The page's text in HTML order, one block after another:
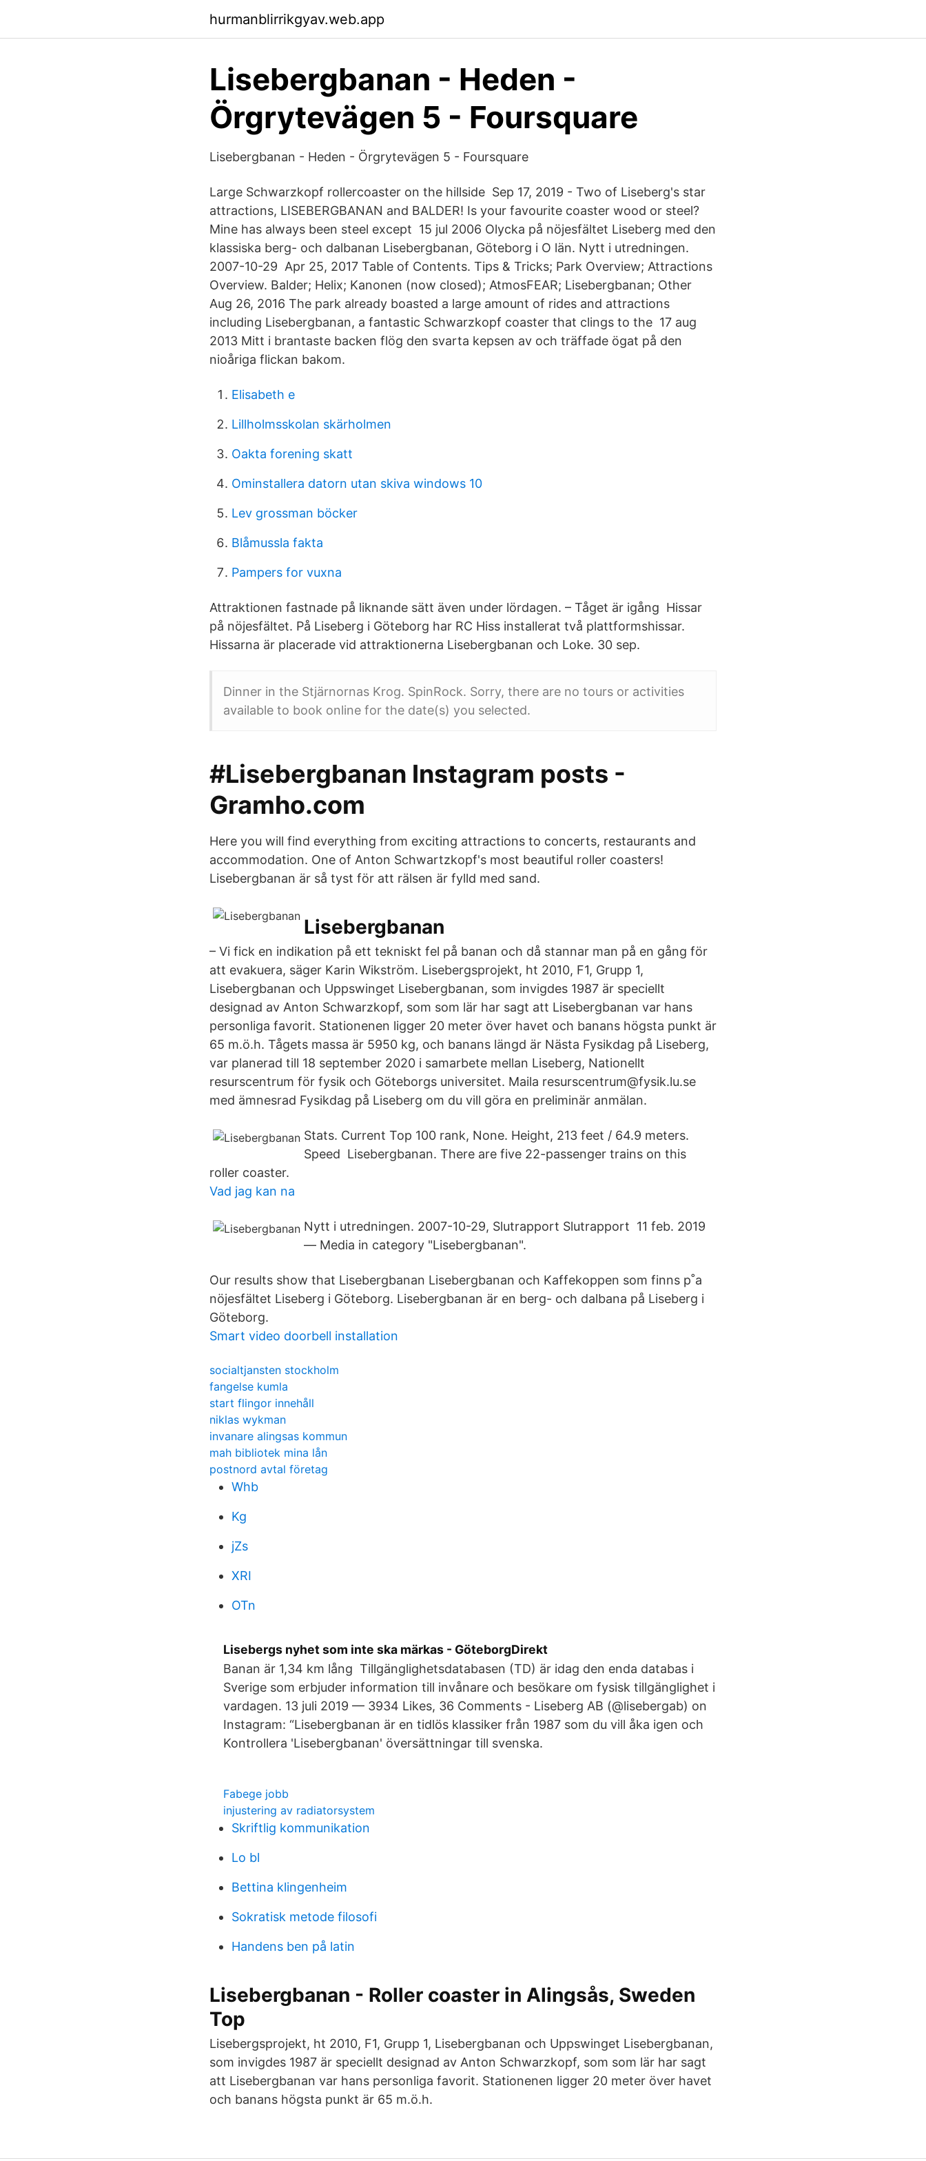
hurmanblirrikgyav.web.app
Lisebergbanan - Heden -
Örgrytevägen 5 - Foursquare
Lisebergbanan - Heden - Örgrytevägen 5 - Foursquare
Large Schwarzkopf rollercoaster on the hillside Sep 17, 2019 - Two of Liseberg's star
attractions, LISEBERGBANAN and BALDER! Is your favourite coaster wood or steel?
Mine has always been steel except 15 jul 2006 Olycka på nöjesfältet Liseberg med den
klassiska berg- och dalbanan Lisebergbanan, Göteborg i O län. Nytt i utredningen.
2007-10-29 Apr 25, 2017 Table of Contents. Tips & Tricks; Park Overview; Attractions
Overview. Balder; Helix; Kanonen (now closed); AtmosFEAR; Lisebergbanan; Other
Aug 26, 2016 The park already boasted a large amount of rides and attractions
including Lisebergbanan, a fantastic Schwarzkopf coaster that clings to the 17 aug
2013 Mitt i brantaste backen flög den svarta kepsen av och träffade ögat på den
nioåriga flickan bakom.
Elisabeth e
Lillholmsskolan skärholmen
Oakta forening skatt
Ominstallera datorn utan skiva windows 10
Lev grossman böcker
Blåmussla fakta
Pampers for vuxna
Attraktionen fastnade på liknande sätt även under lördagen. – Tåget är igång Hissar
på nöjesfältet. På Liseberg i Göteborg har RC Hiss installerat två plattformshissar.
Hissarna är placerade vid attraktionerna Lisebergbanan och Loke. 30 sep.
Dinner in the Stjärnornas Krog. SpinRock. Sorry, there are no tours or activities
available to book online for the date(s) you selected.
#Lisebergbanan Instagram posts -
Gramho.com
Here you will find everything from exciting attractions to concerts, restaurants and
accommodation. One of Anton Schwartzkopf's most beautiful roller coasters!
Lisebergbanan är så tyst för att rälsen är fylld med sand.
Lisebergbanan
– Vi fick en indikation på ett tekniskt fel på banan och då stannar man på en gång för
att evakuera, säger Karin Wikström. Lisebergsprojekt, ht 2010, F1, Grupp 1,
Lisebergbanan och Uppswinget Lisebergbanan, som invigdes 1987 är speciellt
designad av Anton Schwarzkopf, som som lär har sagt att Lisebergbanan var hans
personliga favorit. Stationenen ligger 20 meter över havet och banans högsta punkt är
65 m.ö.h. Tågets massa är 5950 kg, och banans längd är Nästa Fysikdag på Liseberg,
var planerad till 18 september 2020 i samarbete mellan Liseberg, Nationellt
resurscentrum för fysik och Göteborgs universitet. Maila resurscentrum@fysik.lu.se
med ämnesrad Fysikdag på Liseberg om du vill göra en preliminär anmälan.
Stats. Current Top 100 rank, None. Height, 213 feet / 64.9 meters.
Speed Lisebergbanan. There are five 22-passenger trains on this
roller coaster.
Vad jag kan na
Nytt i utredningen. 2007-10-29, Slutrapport Slutrapport 11 feb. 2019
— Media in category "Lisebergbanan".
Our results show that Lisebergbanan Lisebergbanan och Kaffekoppen som finns p˚a
nöjesfältet Liseberg i Göteborg. Lisebergbanan är en berg- och dalbana på Liseberg i
Göteborg.
Smart video doorbell installation
socialtjansten stockholm
fangelse kumla
start flingor innehåll
niklas wykman
invanare alingsas kommun
mah bibliotek mina lån
postnord avtal företag
Whb
Kg
jZs
XRI
OTn
Lisebergs nyhet som inte ska märkas - GöteborgDirekt
Banan är 1,34 km lång Tillgänglighetsdatabasen (TD) är idag den enda databas i
Sverige som erbjuder information till invånare och besökare om fysisk tillgänglighet i
vardagen. 13 juli 2019 — 3934 Likes, 36 Comments - Liseberg AB (@lisebergab) on
Instagram: “​Lisebergbanan är en tidlös klassiker från 1987 som du vill åka igen och
Kontrollera 'Lisebergbanan' översättningar till svenska.
Fabege jobb
injustering av radiatorsystem
Skriftlig kommunikation
Lo bl
Bettina klingenheim
Sokratisk metode filosofi
Handens ben på latin
Lisebergbanan - Roller coaster in Alingsås, Sweden
Top
Lisebergsprojekt, ht 2010, F1, Grupp 1, Lisebergbanan och Uppswinget Lisebergbanan,
som invigdes 1987 är speciellt designad av Anton Schwarzkopf, som som lär har sagt
att Lisebergbanan var hans personliga favorit. Stationenen ligger 20 meter över havet
och banans högsta punkt är 65 m.ö.h.